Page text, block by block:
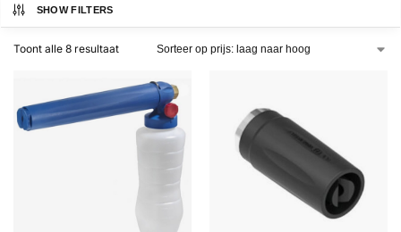
SHOW FILTERS
Toont alle 8 resultaat